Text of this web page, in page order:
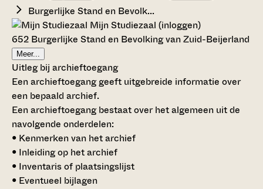
Burgerlijke Stand en Bevolk...
Mijn Studiezaal (inloggen)
652 Burgerlijke Stand en Bevolking van Zuid-Beijerland
Meer...
Uitleg bij archieftoegang
Een archieftoegang geeft uitgebreide informatie over
een bepaald archief.
Een archieftoegang bestaat over het algemeen uit de
navolgende onderdelen:
• Kenmerken van het archief
• Inleiding op het archief
• Inventaris of plaatsingslijst
• Eventueel bijlagen